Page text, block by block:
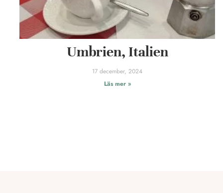
Umbrien, Italien
17 december, 2024
Läs mer »